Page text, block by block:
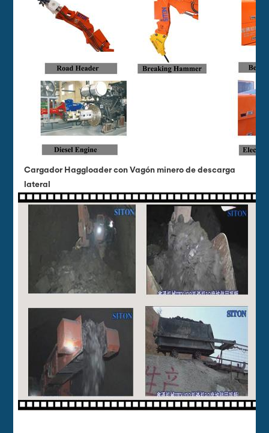
Cargador Haggloader con Vagón minero de descarga
lateral